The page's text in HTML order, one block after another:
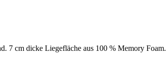
7 cm dicke Liegefläche aus 100 % Memory Foam.